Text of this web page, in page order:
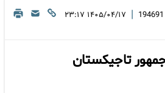
194691
| ۱۴۰۵/۰۴/۱۷ ۲۳:۱۷
تاجیکستان